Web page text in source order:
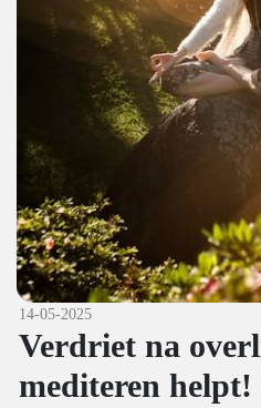
14-05-2025
Verdriet na
mediteren helpt!